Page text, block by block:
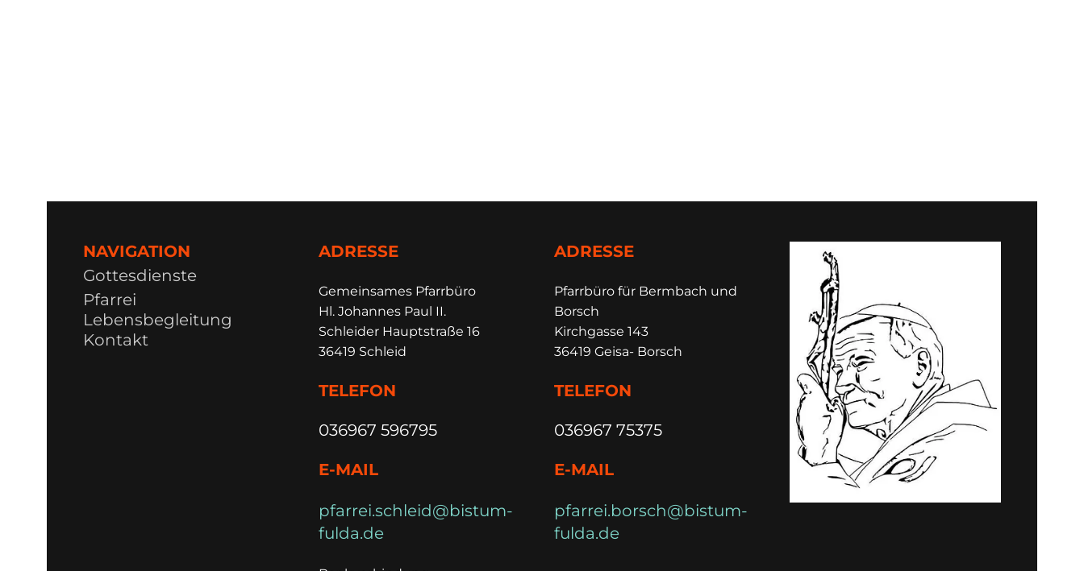
NAVIGATION
Gottesdienste
Pfarrei
Lebensbegleitung
Kontakt
ADRESSE
Gemeinsames Pfarrbüro
Hl. Johannes Paul II.
Schleider Hauptstraße 16
36419 Schleid
TELEFON
036967 596795
E-MAIL
pfarrei.schleid@bistum-
fulda.de
ADRESSE
Pfarrbüro für Bermbach und
Borsch
Kirchgasse 143
36419 Geisa- Borsch
TELEFON
036967 75375
E-MAIL
pfarrei.borsch@bistum-
fulda.de